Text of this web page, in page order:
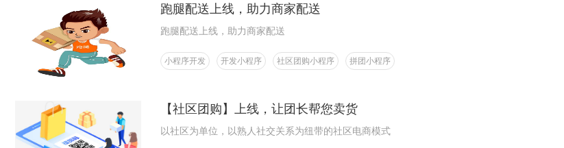
跑腿配送上线，助力商家配送
跑腿配送上线，助力商家配送
小程序开发 开发小程序 社区团购小程序 拼团小程序
【社区团购】上线，让团长帮您卖货
以社区为单位，以熟人社交关系为纽带的社区电商模式